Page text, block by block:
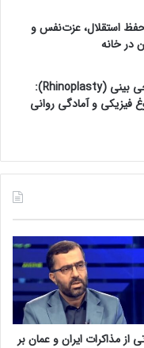
حفظ استقلال، عزت‌نفس و
در خانه
بهترین سن برای جراحی بینی (Rhinoplasty):
فیزیکی و آمادگی روانی
از مذاکرات ایران و عمان بر